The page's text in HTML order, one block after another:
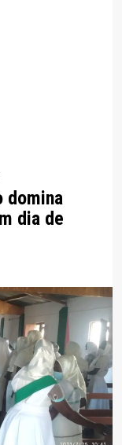
domina
dia de